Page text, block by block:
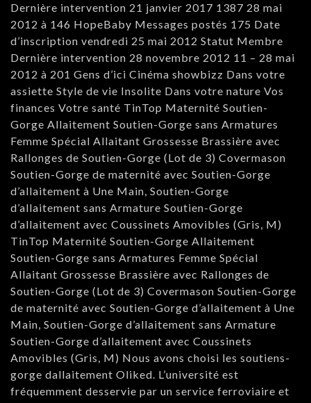
Dernière intervention 21 janvier 2017 1387 28 mai
2012 à 146 HopeBaby Messages postés 175 Date
d’inscription vendredi 25 mai 2012 Statut Membre
Dernière intervention 28 novembre 2012 11 – 28 mai
2012 à 201 Gens d’ici Cinéma showbizz Dans votre
assiette Style de vie Insolite Dans votre nature Vos
finances Votre santé TinTop Maternité Soutien-
Gorge Allaitement Soutien-Gorge sans Armatures
Femme Spécial Allaitant Grossesse Brassière avec
Rallonges de Soutien-Gorge (Lot de 3) Covermason
Soutien-Gorge de maternité avec Soutien-Gorge
d’allaitement à Une Main, Soutien-Gorge
d’allaitement sans Armature Soutien-Gorge
d’allaitement avec Coussinets Amovibles (Gris, M)
TinTop Maternité Soutien-Gorge Allaitement
Soutien-Gorge sans Armatures Femme Spécial
Allaitant Grossesse Brassière avec Rallonges de
Soutien-Gorge (Lot de 3) Covermason Soutien-Gorge
de maternité avec Soutien-Gorge d’allaitement à Une
Main, Soutien-Gorge d’allaitement sans Armature
Soutien-Gorge d’allaitement avec Coussinets
Amovibles (Gris, M) Nous avons choisi les soutiens-
gorge dallaitement Oliked. L’université est
fréquemment desservie par un service ferroviaire et